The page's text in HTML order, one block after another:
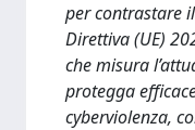
per contrastare
Direttiva (UE)
che misura
protegga
cyberviolenza,